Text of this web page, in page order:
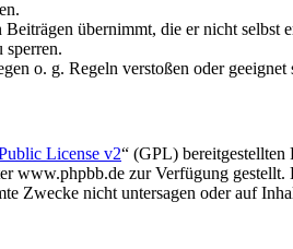
übernimmt, die er nicht selbst
sperren.
o. g. Regeln verstoßen oder
License v2“ (GPL)
www.phpbb.de zur Verfügung
Zwecke nicht untersagen oder auf